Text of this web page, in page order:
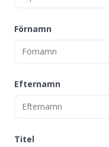
Förnamn
Efternamn
Titel